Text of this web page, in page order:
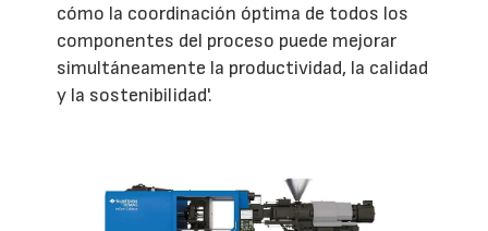
cómo la coordinación óptima de todos los
componentes del proceso puede mejorar
simultáneamente la productividad, la calidad
y la sostenibilidad'.